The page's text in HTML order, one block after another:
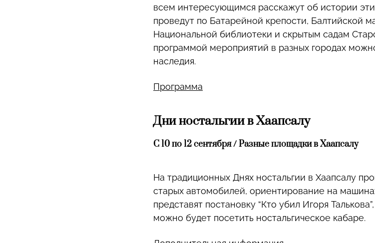
всем интересующимся расскажут об истории
проведут по Батарейной крепости, Балтийской
Национальной библиотеки и скрытым садам
программой мероприятий в разных городах
наследия.
Программа
Дни ностальгии в Хаапсалу
С 10 по 12 сентября / Разные площадки в Хаапсалу
На традиционных Днях ностальгии в Хаапсалу
старых автомобилей, ориентирование на
представят постановку “Кто убил Игоря
можно будет посетить ностальгическое кабаре.